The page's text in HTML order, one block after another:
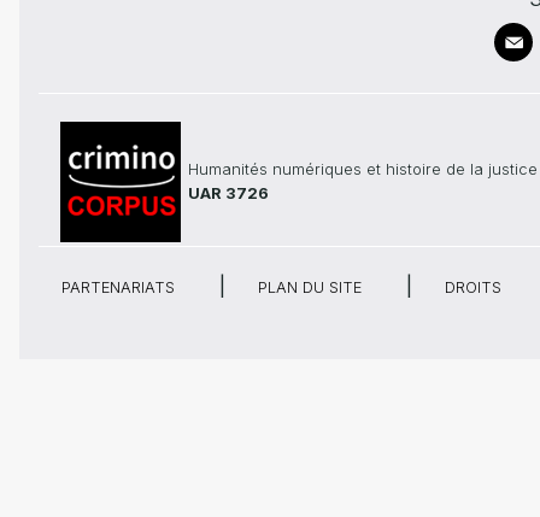
Humanités numériques et histoire de la justice
UAR 3726
PARTENARIATS PLAN DU SITE DROITS